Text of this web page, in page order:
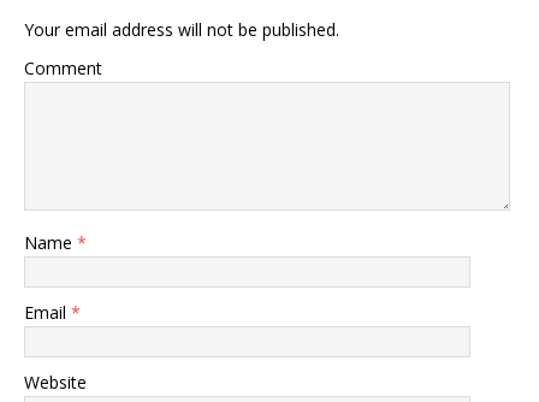
Your email address will not be published.
Comment
Name *
Email *
Website